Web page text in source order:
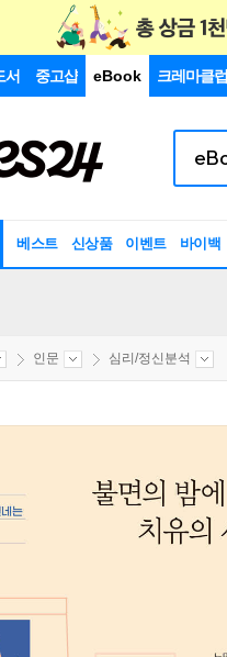
서 중고샵 eBook 크레마클럽
베스트 신상품 이벤트 바이백
인문 심리/정신분석